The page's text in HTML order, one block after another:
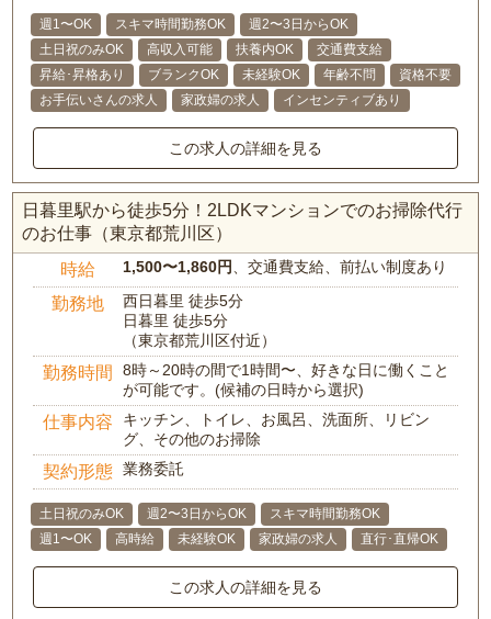
週1〜OK スキマ時間勤務OK
週2〜3日からOK
土日祝のみOK
高収入可能 扶養内OK
交通費支給
昇給･昇格あり
ブランクOK 未経験OK 年齢不問
資格不要
お手伝いさんの求人
家政婦の求人 インセンティブあり
この求人の詳細を見る
日暮里駅から徒歩5分！2LDKマンションでのお掃除代行
のお仕事（東京都荒川区）
時給 1,500〜1,860円、交通費支給、前払い制度あり
勤務地
西日暮里 徒歩5分
日暮里 徒歩5分
（東京都荒川区付近）
勤務時間
8時～20時の間で1時間〜、好きな日に働くこと
が可能です。(候補の日時から選択)
仕事内容
キッチン、トイレ、お風呂、洗面所、リビン
グ、その他のお掃除
契約形態 業務委託
土日祝のみOK 週2〜3日からOK
スキマ時間勤務OK
週1〜OK
高時給 未経験OK 家政婦の求人 直行･直帰OK
この求人の詳細を見る